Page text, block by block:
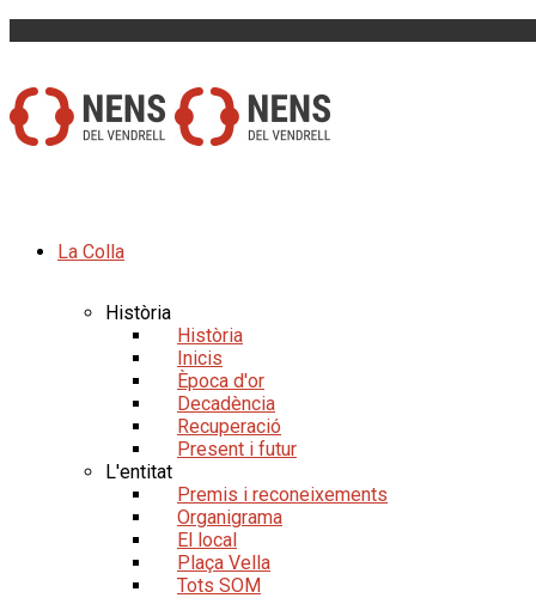
La Colla
Història
Història
Inicis
Època d'or
Decadència
Recuperació
Present i futur
L'entitat
Premis i reconeixements
Organigrama
El local
Plaça Vella
Tots SOM